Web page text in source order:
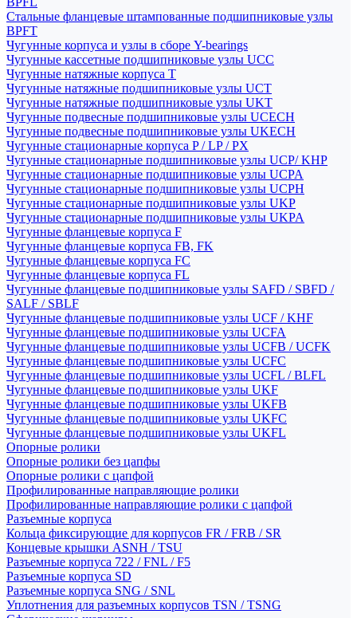
Стальные фланцевые штампованные подшипниковые узлы
BPFT
Чугунные корпуса и узлы в сборе Y-bearings
Чугунные кассетные подшипниковые узлы UCC
Чугунные натяжные корпуса T
Чугунные натяжные подшипниковые узлы UCT
Чугунные натяжные подшипниковые узлы UKT
Чугунные подвесные подшипниковые узлы UCECH
Чугунные подвесные подшипниковые узлы UKECH
Чугунные стационарные корпуса P / LP / PX
Чугунные стационарные подшипниковые узлы UCP/ KHP
Чугунные стационарные подшипниковые узлы UCPA
Чугунные стационарные подшипниковые узлы UCPH
Чугунные стационарные подшипниковые узлы UKP
Чугунные стационарные подшипниковые узлы UKPA
Чугунные фланцевые корпуса F
Чугунные фланцевые корпуса FB, FK
Чугунные фланцевые корпуса FC
Чугунные фланцевые корпуса FL
Чугунные фланцевые подшипниковые узлы SAFD / SBFD /
SALF / SBLF
Чугунные фланцевые подшипниковые узлы UCF / KHF
Чугунные фланцевые подшипниковые узлы UCFA
Чугунные фланцевые подшипниковые узлы UCFB / UCFK
Чугунные фланцевые подшипниковые узлы UCFC
Чугунные фланцевые подшипниковые узлы UCFL / BLFL
Чугунные фланцевые подшипниковые узлы UKF
Чугунные фланцевые подшипниковые узлы UKFB
Чугунные фланцевые подшипниковые узлы UKFC
Чугунные фланцевые подшипниковые узлы UKFL
Опорные ролики
Опорные ролики без цапфы
Опорные ролики с цапфой
Профилированные направляющие ролики
Профилированные направляющие ролики с цапфой
Разъемные корпуса
Кольца фиксирующие для корпусов FR / FRB / SR
Концевые крышки ASNH / TSU
Разъемные корпуса 722 / FNL / F5
Разъемные корпуса SD
Разъемные корпуса SNG / SNL
Уплотнения для разъемных корпусов TSN / TSNG